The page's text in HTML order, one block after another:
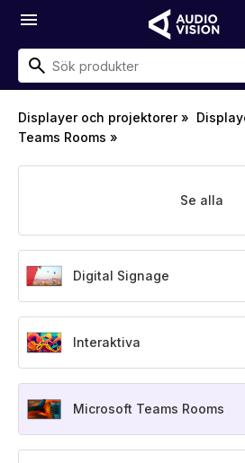
menu
Displayer och projektorer»
Teams Rooms »
Se alla
Digital Signage
Interaktiva
Microsoft Teams Rooms